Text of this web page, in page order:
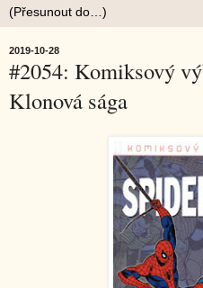
2019-10-28
#2054: Komiksový
Klonová sága